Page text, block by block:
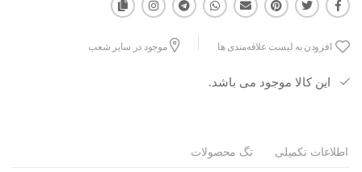
افزودن به لیست علاقه‌مندی ها موجود در سایر شعب
این کالا موجود می باشد.
اطلاعات تکمیلی تگ محصولات